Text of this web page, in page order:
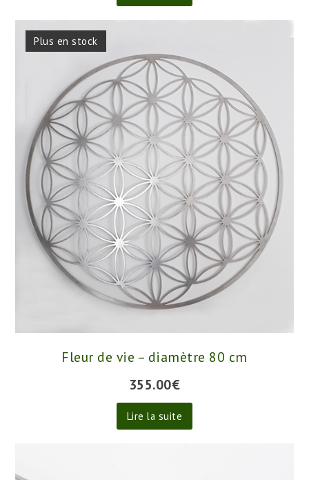
Plus en stock
Fleur de vie – diamètre 80 cm
355.00€
Lire la suite